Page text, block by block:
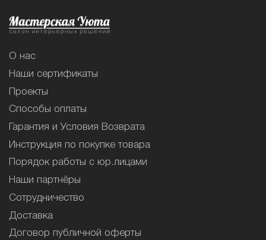
О нас
Наши сертификаты
Проекты
Способы оплаты
Гарантия и Условия Возврата
Инструкция по покупке товара
Порядок работы с юр.лицами
Наши партнёры
Сотрудничество
Доставка
Договор публичной оферты